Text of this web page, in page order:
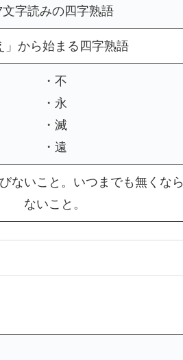
文字読みの四字熟語
」から始まる四字熟語
・不
・永
・滅
・遠
ないこと。いつまでも無くなら
ないこと。